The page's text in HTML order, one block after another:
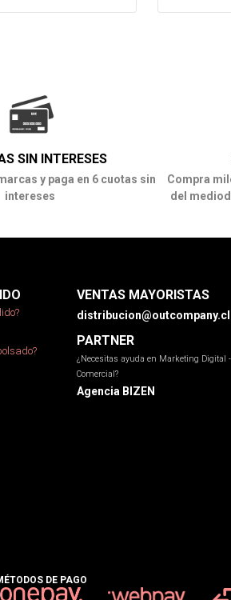
SIN INTERESES
y paga en 6 cuotas sin
intereses
Compra
del
VENTAS MAYORISTAS
distribucion@outcompany.cl
PARTNER
¿Necesitas ayuda en Marketing Digital -
Comercial?
Agencia BIZEN
DE PAGO